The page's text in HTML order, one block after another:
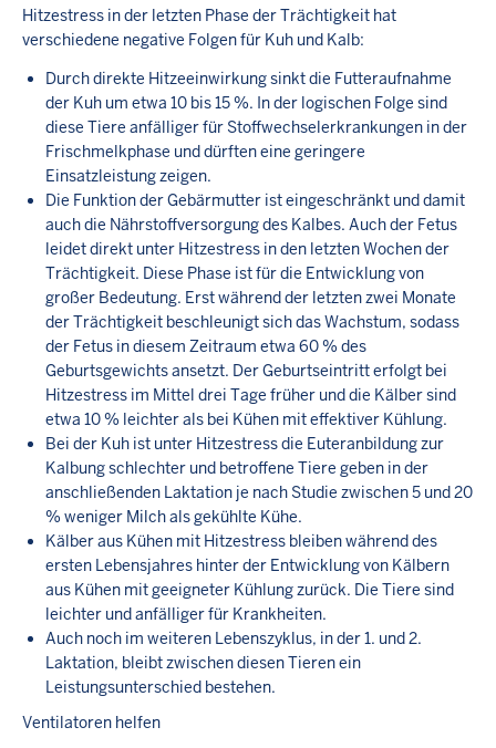
Hitzestress in der letzten Phase der Trächtigkeit hat
verschiedene negative Folgen für Kuh und Kalb:
Durch direkte Hitzeeinwirkung sinkt die Futteraufnahme
der Kuh um etwa 10 bis 15 %. In der logischen Folge sind
diese Tiere anfälliger für Stoffwechselerkrankungen in der
Frischmelkphase und dürften eine geringere
Einsatzleistung zeigen.
Die Funktion der Gebärmutter ist eingeschränkt und damit
auch die Nährstoffversorgung des Kalbes. Auch der Fetus
leidet direkt unter Hitzestress in den letzten Wochen der
Trächtigkeit. Diese Phase ist für die Entwicklung von
großer Bedeutung. Erst während der letzten zwei Monate
der Trächtigkeit beschleunigt sich das Wachstum, sodass
der Fetus in diesem Zeitraum etwa 60 % des
Geburtsgewichts ansetzt. Der Geburtseintritt erfolgt bei
Hitzestress im Mittel drei Tage früher und die Kälber sind
etwa 10 % leichter als bei Kühen mit effektiver Kühlung.
Bei der Kuh ist unter Hitzestress die Euteranbildung zur
Kalbung schlechter und betroffene Tiere geben in der
anschließenden Laktation je nach Studie zwischen 5 und 20
% weniger Milch als gekühlte Kühe.
Kälber aus Kühen mit Hitzestress bleiben während des
ersten Lebensjahres hinter der Entwicklung von Kälbern
aus Kühen mit geeigneter Kühlung zurück. Die Tiere sind
leichter und anfälliger für Krankheiten.
Auch noch im weiteren Lebenszyklus, in der 1. und 2.
Laktation, bleibt zwischen diesen Tieren ein
Leistungsunterschied bestehen.
Ventilatoren helfen